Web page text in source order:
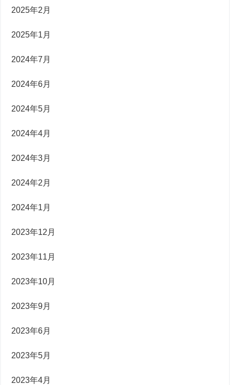
2025年2月
2025年1月
2024年7月
2024年6月
2024年5月
2024年4月
2024年3月
2024年2月
2024年1月
2023年12月
2023年11月
2023年10月
2023年9月
2023年6月
2023年5月
2023年4月